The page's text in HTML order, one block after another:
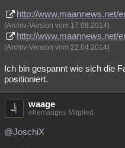
http://www.maannews.net/
(Archiv-Version vom 17.08.2014)
http://www.maannews.net/
(Archiv-Version vom 22.04.2014)
Ich bin gespannt wie sich die
positioniert.
waage
ehemaliges Mitglied
@JoschiX